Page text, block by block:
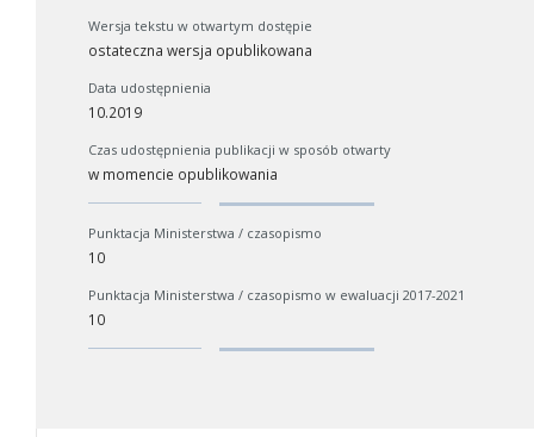
Wersja tekstu w otwartym dostępie
ostateczna wersja opublikowana
Data udostępnienia
10.2019
Czas udostępnienia publikacji w sposób otwarty
w momencie opublikowania
Punktacja Ministerstwa / czasopismo
10
Punktacja Ministerstwa / czasopismo w ewaluacji 2017-2021
10